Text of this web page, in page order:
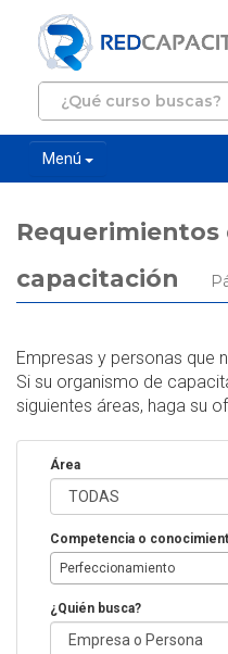
Menú
Requerimientos
capacitación
Empresas y personas que
Si su organismo de
siguientes áreas, haga su
Área
Competencia o
Perfeccionamiento
¿Quién busca?